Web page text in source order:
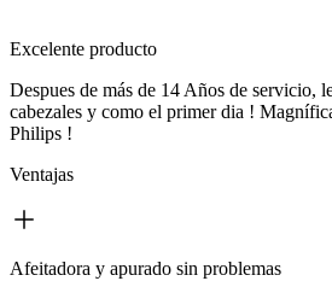
Excelente producto
Despues de más de 14 Años de servicio,
cabezales y como el primer dia !
Philips !
Ventajas
Afeitadora y apurado sin problemas